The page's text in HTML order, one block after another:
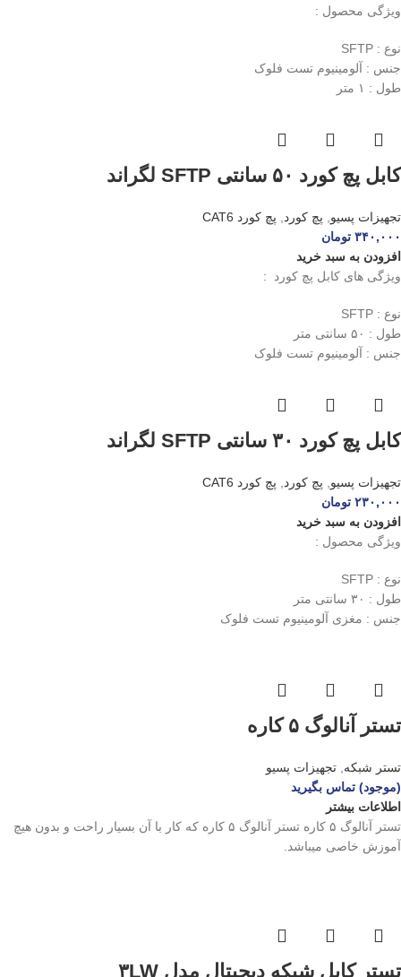
ویژگی محصول :
نوع : SFTP
جنس : آلومینیوم تست فلوک
طول : ۱ متر
کابل پچ کورد ۵۰ سانتی SFTP لگراند
تجهیزات پسیو پچ کورد
پچ کورد CAT6
۳۴۰,۰۰۰ تومان
افزودن به سبد خرید
ویژگی های کابل پچ کورد :
نوع : SFTP
طول : ۵۰ سانتی متر
جنس : آلومینیوم تست فلوک
کابل پچ کورد ۳۰ سانتی SFTP لگراند
تجهیزات پسیو پچ کورد
پچ کورد CAT6
۲۳۰,۰۰۰ تومان
افزودن به سبد خرید
ویژگی محصول :
نوع : SFTP
طول : ۳۰ سانتی متر
جنس : مغزی آلومینیوم تست فلوک
تستر آنالوگ ۵ کاره
تستر شبکه تجهیزات پسیو
(موجود) تماس بگیرید
اطلاعات بیشتر
تستر آنالوگ ۵ کاره تستر آنالوگ ۵ کاره که کار با آن بسیار راحت و بدون هیچ
آموزش خاصی میباشد.
تستر کابل شبکه دیجیتال مدل ۳LW